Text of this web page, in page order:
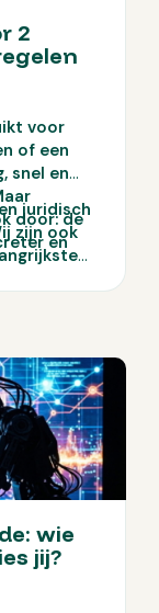
2
voor
of een
snel en
door: de
en
juridisch
zijn ook
wie
jij?